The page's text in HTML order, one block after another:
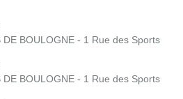
BOULOGNE - 1 Rue des Sports
BOULOGNE - 1 Rue des Sports